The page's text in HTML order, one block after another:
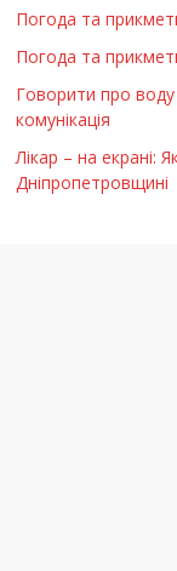
Погода та
Погода та
Говорити про
комунікація
Лікар – на екрані:
Дніпропетровщині